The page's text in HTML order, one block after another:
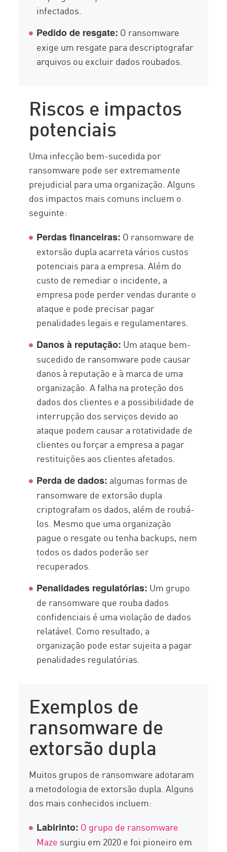
infectados.
Pedido de resgate: O ransomware
exige um resgate para descriptografar
arquivos ou excluir dados roubados.
Riscos e impactos
potenciais
Uma infecção bem-sucedida por
ransomware pode ser extremamente
prejudicial para uma organização. Alguns
dos impactos mais comuns incluem o
seguinte:
Perdas financeiras: O ransomware de
extorsão dupla acarreta vários custos
potenciais para a empresa. Além do
custo de remediar o incidente, a
empresa pode perder vendas durante o
ataque e pode precisar pagar
penalidades legais e regulamentares.
Danos à reputação: Um ataque bem-
sucedido de ransomware pode causar
danos à reputação e à marca de uma
organização. A falha na proteção dos
dados dos clientes e a possibilidade de
interrupção dos serviços devido ao
ataque podem causar a rotatividade de
clientes ou forçar a empresa a pagar
restituições aos clientes afetados.
Perda de dados: algumas formas de
ransomware de extorsão dupla
criptografam os dados, além de roubá-
los. Mesmo que uma organização
pague o resgate ou tenha backups, nem
todos os dados poderão ser
recuperados.
Penalidades regulatórias: Um grupo
de ransomware que rouba dados
confidenciais é uma violação de dados
relatável. Como resultado, a
organização pode estar sujeita a pagar
penalidades regulatórias.
Exemplos de
ransomware de
extorsão dupla
Muitos grupos de ransomware adotaram
a metodologia de extorsão dupla. Alguns
dos mais conhecidos incluem:
Labirinto: O grupo de ransomware
Maze surgiu em 2020 e foi pioneiro em